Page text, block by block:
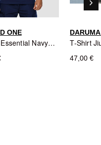
le mode de vie Jiu Jitsu
ONE
T-Shirt Essential Navy - Wicked One
47,00 €
keyboard_arrow_right